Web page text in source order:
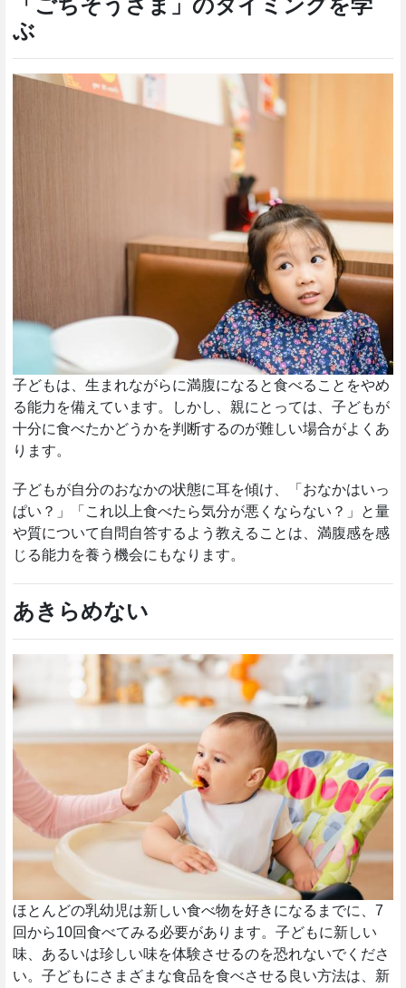
ぶ
子どもは、生まれながらに満腹になると食べることをやめ
る能力を備えています。しかし、親にとっては、子どもが
十分に食べたかどうかを判断するのが難しい場合がよくあ
ります。
子どもが自分のおなかの状態に耳を傾け、「おなかはいっ
ぱい？」「これ以上食べたら気分が悪くならない？」と量
や質について自問自答するよう教えることは、満腹感を感
じる能力を養う機会にもなります。
あきらめない
ほとんどの乳幼児は新しい食べ物を好きになるまでに、7
回から10回食べてみる必要があります。子どもに新しい
味、あるいは珍しい味を体験させるのを恐れないでくださ
い。子どもにさまざまな食品を食べさせる良い方法は、新